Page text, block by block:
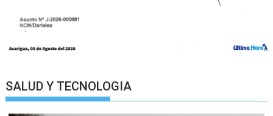
SALUD Y TECNOLOGIA